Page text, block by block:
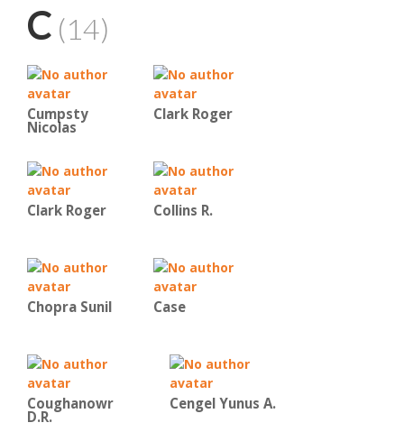
C (14)
Cumpsty
Nicolas
Clark Roger
Clark Roger Collins R.
Chopra Sunil Case
Coughanowr
D.R.
Cengel Yunus A.